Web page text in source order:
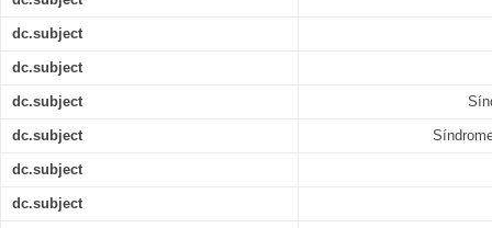
dc.subject
dc.subject
dc.subject
dc.subject
dc.subject
dc.subject